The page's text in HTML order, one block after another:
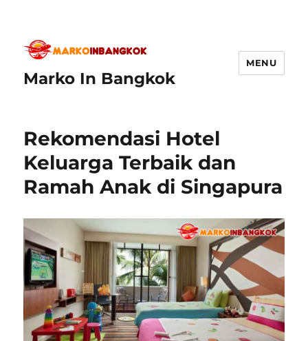
Marko In Bangkok
MENU
Rekomendasi Hotel
Keluarga Terbaik dan
Ramah Anak di Singapura